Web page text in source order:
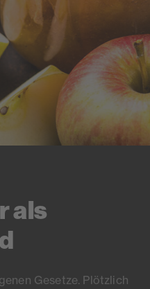
als
Gesetze. Plötzlich